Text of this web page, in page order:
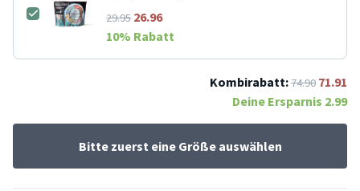
29.9526.96
10% Rabatt
Kombirabatt:74.90 71.91
Deine Ersparnis 2.99
Bitte zuerst eine Größe auswählen